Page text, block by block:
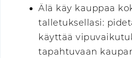
Älä käy kauppaa
talletuksellasi:
käyttää
tapahtuvaan